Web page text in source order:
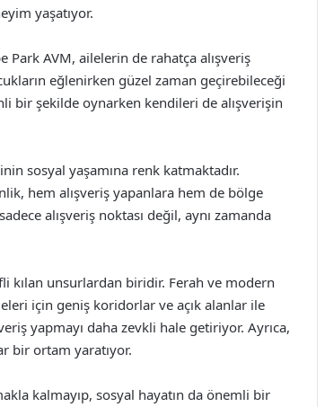
yaşatıyor.
AVM, ailelerin de rahatça alışveriş
eğlenirken güzel zaman geçirebileceği
bir şekilde oynarken kendileri de alışverişin
sosyal yaşamına renk katmaktadır.
hem alışveriş yapanlara hem de bölge
alışveriş noktası değil, aynı zamanda
kılan unsurlardan biridir. Ferah ve modern
için geniş koridorlar ve açık alanlar ile
yapmayı daha zevkli hale getiriyor. Ayrıca,
bir ortam yaratıyor.
kalmayıp, sosyal hayatın da önemli bir